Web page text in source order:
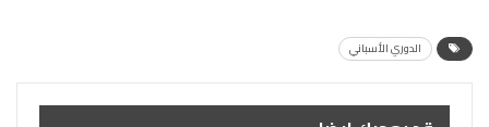
الدوري الأسباني